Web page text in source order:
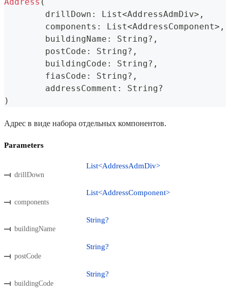
	drillDown
: List<AddressAdmDiv> ,
	components
: List<AddressComponent> ,
	buildingName
: String? ,
	postCode
: String? ,
	buildingCode
: String? ,
	fiasCode
: String? ,
	addressComment
: String?
)
Адрес в виде набора отдельных компонентов.
Parameters
drillDown
List<AddressAdmDiv>
components
List<AddressComponent>
buildingName
String?
postCode
String?
buildingCode
String?